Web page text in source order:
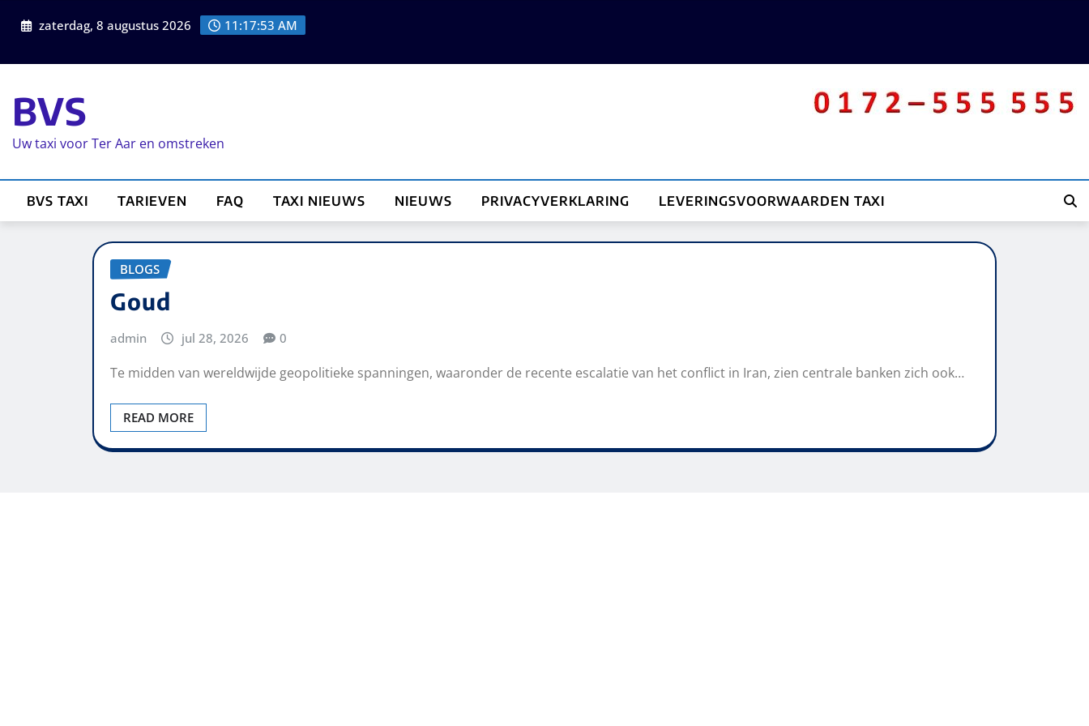
zaterdag, 8 augustus 2026 11:17:53 AM
BVS
Uw taxi voor Ter Aar en omstreken
BVS TAXI TARIEVEN FAQ TAXI NIEUWS NIEUWS PRIVACYVERKLARING LEVERINGSVOORWAARDEN TAXI
BLOGS
Goud
admin jul 28, 2026 0
Te midden van wereldwijde geopolitieke spanningen, waaronder de recente escalatie van het conflict in Iran, zien centrale banken zich ook…
READ MORE